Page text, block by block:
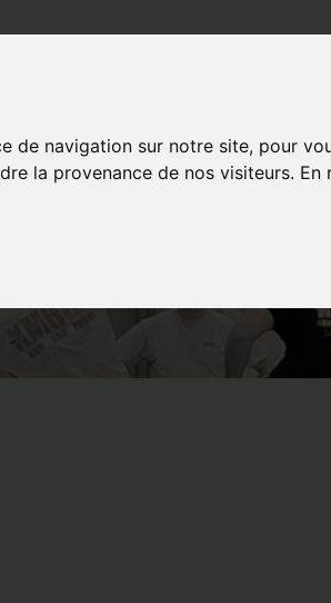
de navigation sur notre site, pour
la provenance de nos visiteurs. En